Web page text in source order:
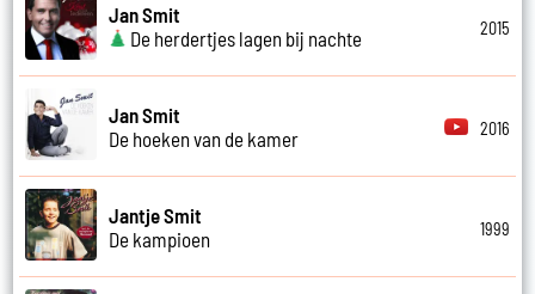
Jan Smit
De herdertjes lagen bij nachte
2015
Jan Smit
De hoeken van de kamer
2016
Jantje Smit
De kampioen
1999